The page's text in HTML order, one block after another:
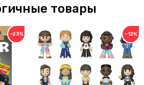
товары
−23% −12%